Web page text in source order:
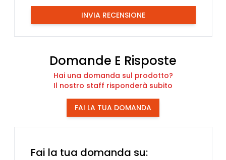
INVIA RECENSIONE
Domande E Risposte
Hai una domanda sul prodotto?
Il nostro staff risponderà subito
FAI LA TUA DOMANDA
Fai la tua domanda su: